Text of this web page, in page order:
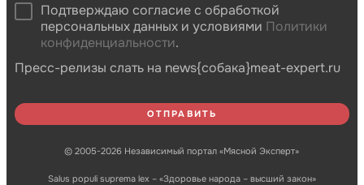
Подтверждаю согласие с обработкой
персональных данных и условиями Политики
конфиденциальности.
Пресс-релизы слать на news{собака}meat-expert.ru
© 2005-2026 Независимый портал «Мясной Эксперт»
Salus populi suprema lex – «Здоровье народа – высший закон»